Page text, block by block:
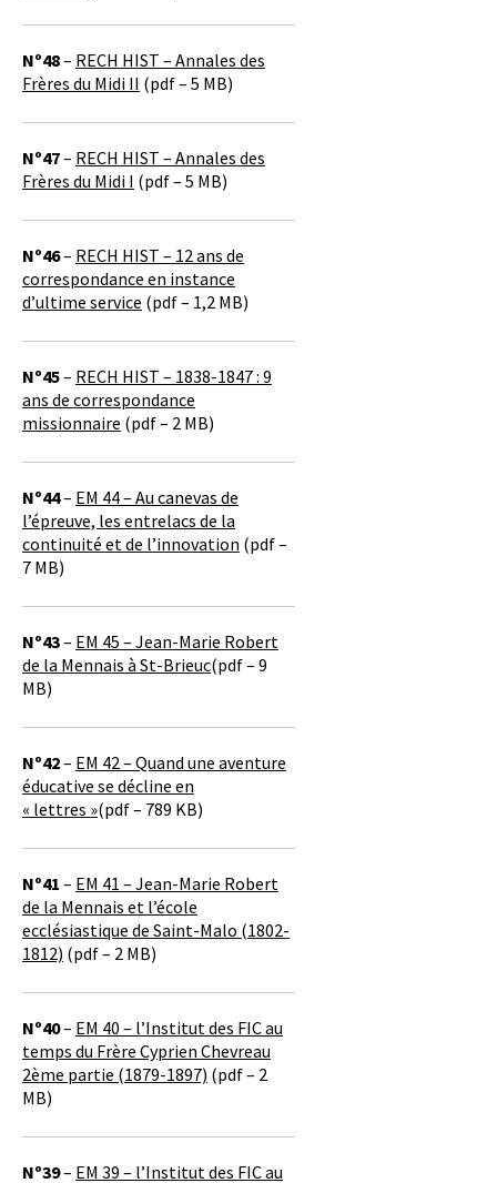
Nº48– RECH HIST – Annales des
Frères du Midi II (pdf – 5 MB)
Nº47– RECH HIST – Annales des
Frères du Midi I (pdf – 5 MB)
Nº46– RECH HIST – 12 ans de
correspondance en instance
d’ultime service (pdf – 1,2 MB)
Nº45– RECH HIST – 1838-1847 : 9
ans de correspondance
missionnaire (pdf – 2 MB)
Nº44– EM 44 – Au canevas de
l’épreuve, les entrelacs de la
continuité et de l’innovation (pdf –
7 MB)
Nº43– EM 45 – Jean-Marie Robert
de la Mennais à St-Brieuc(pdf – 9
MB)
Nº42– EM 42 – Quand une aventure
éducative se décline en
« lettres »(pdf – 789 KB)
Nº41 – EM 41 – Jean-Marie Robert
de la Mennais et l’école
ecclésiastique de Saint-Malo (1802-
1812) (pdf – 2 MB)
Nº40– EM 40 – l’Institut des FIC au
temps du Frère Cyprien Chevreau
2ème partie (1879-1897) (pdf – 2
MB)
Nº39– EM 39 – l’Institut des FIC au